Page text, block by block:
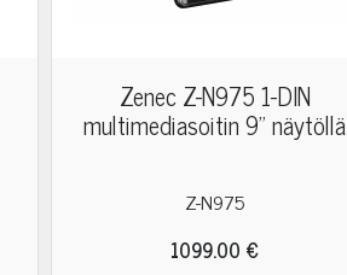
Zenec Z-N975 1-DIN
multimediasoitin 9" näytöllä
Z-N975
1099.00 €